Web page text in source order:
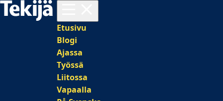
Päävalikko
Etusivu
Blogi
Ajassa
Työssä
Liitossa
Vapaalla